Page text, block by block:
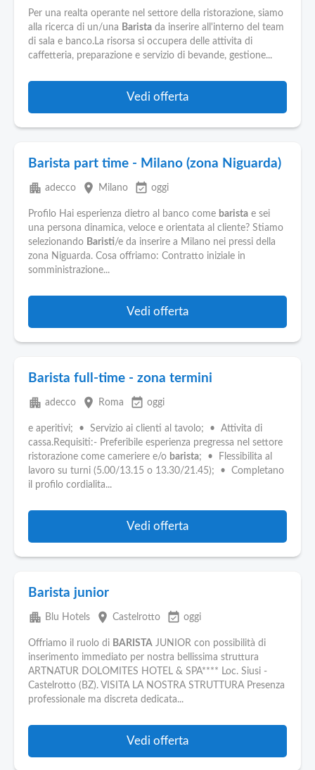
Per una realta operante nel settore della ristorazione, siamo
alla ricerca di un/una Barista da inserire all'interno del team
di sala e banco.La risorsa si occupera delle attivita di
caffetteria, preparazione e servizio di bevande, gestione...
Vedi offerta
Barista part time - Milano (zona Niguarda)
apartment adecco place Milano event_available oggi
Profilo Hai esperienza dietro al banco come barista e sei
una persona dinamica, veloce e orientata al cliente? Stiamo
selezionando Baristi/e da inserire a Milano nei pressi della
zona Niguarda. Cosa offriamo: Contratto iniziale in
somministrazione...
Vedi offerta
Barista full-time - zona termini
apartment adecco place Roma event_available oggi
e aperitivi; • Servizio ai clienti al tavolo; • Attivita di
cassa.Requisiti:- Preferibile esperienza pregressa nel settore
ristorazione come cameriere e/o barista; • Flessibilita al
lavoro su turni (5.00/13.15 o 13.30/21.45); • Completano
il profilo cordialita...
Vedi offerta
Barista junior
apartment Blu Hotels place Castelrotto event_available oggi
Offriamo il ruolo di BARISTA JUNIOR con possibilità di
inserimento immediato per nostra bellissima struttura
ARTNATUR DOLOMITES HOTEL & SPA**** Loc. Siusi -
Castelrotto (BZ). VISITA LA NOSTRA STRUTTURA Presenza
professionale ma discreta dedicata...
Vedi offerta